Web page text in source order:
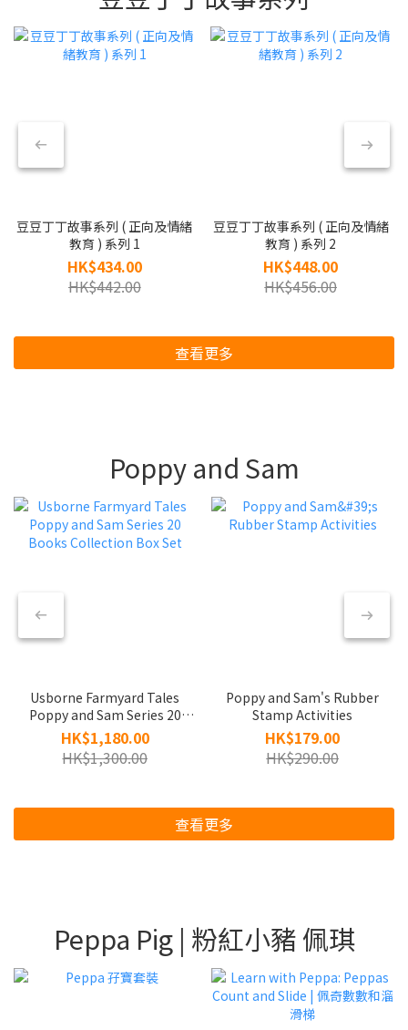
豆豆丁丁故事系列 ( 正向及情緒
教育 ) 系列 1
HK$434.00
HK$442.00
豆豆丁丁故事系列 ( 正向及情緒
教育 ) 系列 2
HK$448.00
HK$456.00
查看更多
Poppy and Sam
Usborne Farmyard Tales
Poppy and Sam Series 20
Books Collection Box Set
HK$1,180.00
HK$1,300.00
Poppy and Sam's Rubber
Stamp Activities
HK$179.00
HK$290.00
查看更多
Peppa Pig | 粉紅小豬 佩琪